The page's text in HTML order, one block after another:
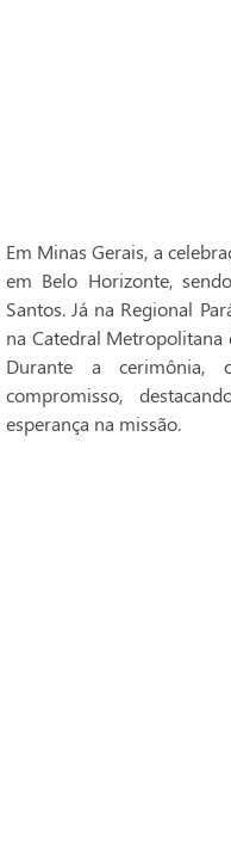
Em Minas Gerais, a
em Belo Horizonte,
Santos. Já na Regional
na Catedral Metropolitana
Durante a cerimônia,
compromisso,
esperança na missão.